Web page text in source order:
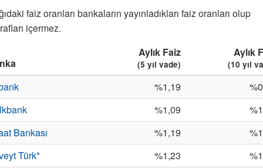
faiz oranları bankaların yayınladıkları faiz oranları olup
içermez.
Aylık Faiz
(5 yıl vade)
Aylık
(10 yıl
%1,19
%1,09
Bankası
%1,19
Türk*
%1,23